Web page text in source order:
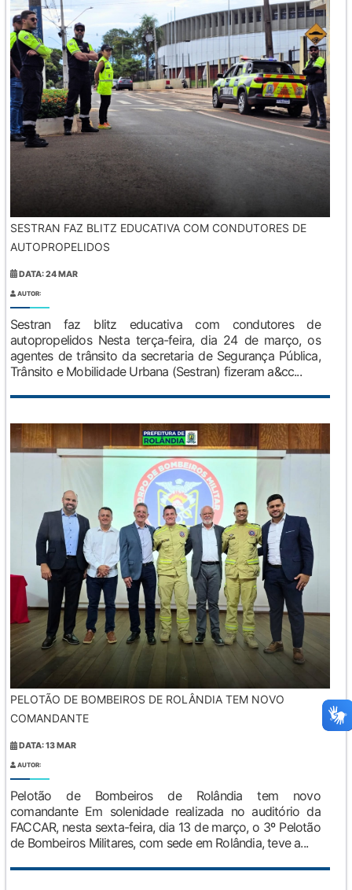
SESTRAN FAZ BLITZ EDUCATIVA COM CONDUTORES DE
AUTOPROPELIDOS
DATA: 24 MAR
AUTOR:
Sestran faz blitz educativa com condutores de
autopropelidos Nesta terça-feira, dia 24 de março, os
agentes de trânsito da secretaria de Segurança Pública,
Trânsito e Mobilidade Urbana (Sestran) fizeram a&cc...
PELOTÃO DE BOMBEIROS DE ROLÂNDIA TEM NOVO
COMANDANTE
DATA: 13 MAR
AUTOR:
Pelotão de Bombeiros de Rolândia tem novo
comandante Em solenidade realizada no auditório da
FACCAR, nesta sexta-feira, dia 13 de março, o 3º Pelotão
de Bombeiros Militares, com sede em Rolândia, teve a...